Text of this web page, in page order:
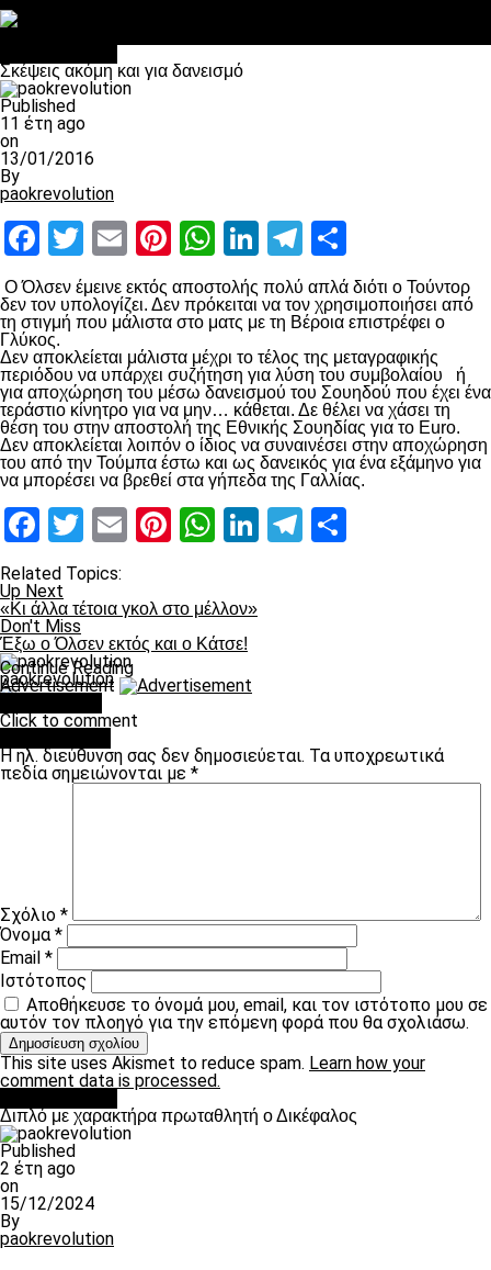
Σκέψεις ακόμη και για δανεισμό
Published
11 έτη ago
on
13/01/2016
By
paokrevolution
Facebook
Twitter
EmailPinterest
WhatsApp
LinkedIn
Telegram
Ο Όλσεν έμεινε εκτός αποστολής πολύ απλά διότι ο Τούντορ
δεν τον υπολογίζει. Δεν πρόκειται να τον χρησιμοποιήσει από
τη στιγμή που μάλιστα στο ματς με τη Βέροια επιστρέφει ο
Γλύκος.
Δεν αποκλείεται μάλιστα μέχρι το τέλος της μεταγραφικής
περιόδου να υπάρχει συζήτηση για λύση του συμβολαίου ή
για αποχώρηση του μέσω δανεισμού του Σουηδού που έχει ένα
τεράστιο κίνητρο για να μην… κάθεται. Δε θέλει να χάσει τη
θέση του στην αποστολή της Εθνικής Σουηδίας για το Euro.
Δεν αποκλείεται λοιπόν ο ίδιος να συναινέσει στην αποχώρηση
του από την Τούμπα έστω και ως δανεικός για ένα εξάμηνο για
να μπορέσει να βρεθεί στα γήπεδα της Γαλλίας.
Facebook
Twitter
EmailPinterest
WhatsApp
LinkedIn
Telegram
Related Topics:
Up Next
«Κι άλλα τέτοια γκολ στο μέλλον»
Don't Miss
Έξω ο Όλσεν εκτός και ο Κάτσε!
paokrevolution
Continue Reading
Advertisement
Click to comment
Η ηλ. διεύθυνση σας δεν δημοσιεύεται. Τα υποχρεωτικά
πεδία σημειώνονται με *
Σχόλιο *
Όνομα*
Email *
Ιστότοπος
Αποθήκευσε το όνομά μου, email, και τον ιστότοπο μου σε
αυτόν τον πλοηγό για την επόμενη φορά που θα σχολιάσω.
This site uses Akismet to reduce spam. Learn how your
comment data is processed.
Διπλό με χαρακτήρα πρωταθλητή ο Δικέφαλος
Published
2 έτη ago
on
15/12/2024
By
paokrevolution